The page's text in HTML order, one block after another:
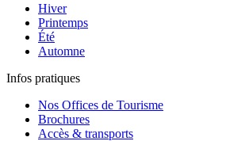
Hiver
Printemps
Été
Automne
Infos pratiques
Nos Offices de Tourisme
Brochures
Accès & transports